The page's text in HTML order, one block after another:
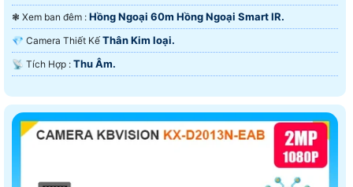
❃ Xem ban đêm : Hồng Ngoại 60m Hồng Ngoại Smart IR.
💎 Camera Thiết Kế Thân Kim loại.
️📡 Tích Hợp : Thu Âm.